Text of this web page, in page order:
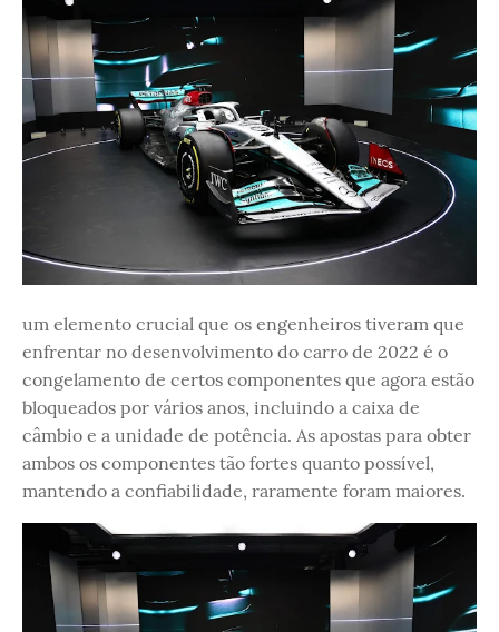
um elemento crucial que os engenheiros tiveram que
enfrentar no desenvolvimento do carro de 2022 é o
congelamento de certos componentes que agora estão
bloqueados por vários anos, incluindo a caixa de
câmbio e a unidade de potência. As apostas para obter
ambos os componentes tão fortes quanto possível,
mantendo a confiabilidade, raramente foram maiores.